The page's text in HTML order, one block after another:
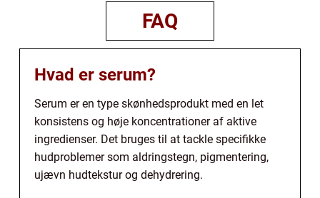
FAQ
Hvad er serum?
Serum er en type skønhedsprodukt med en let
konsistens og høje koncentrationer af aktive
ingredienser. Det bruges til at tackle specifikke
hudproblemer som aldringstegn, pigmentering,
ujævn hudtekstur og dehydrering.